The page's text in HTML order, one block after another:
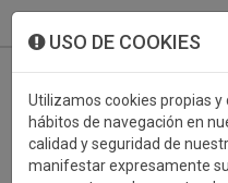
USO DE COOKIES
Utilizamos cookies propias
hábitos de navegación en
calidad y seguridad de
manifestar expresamente